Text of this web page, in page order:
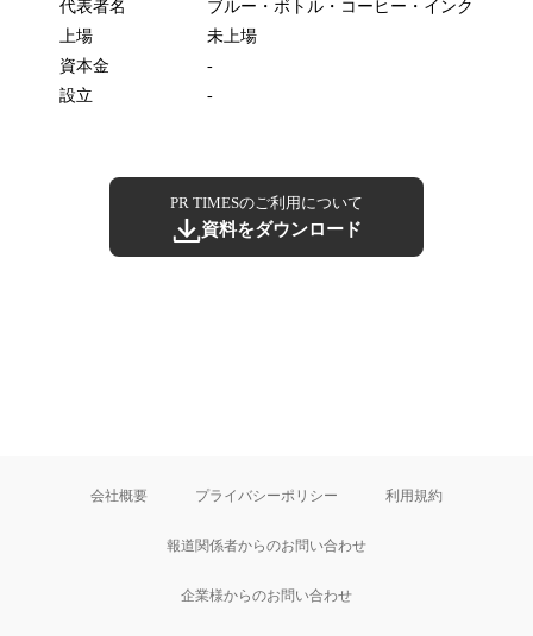
代表者名
ブルー・ボトル・コーヒー・インク
上場
未上場
資本金
-
設立
-
PR TIMESのご利用について
資料をダウンロード
会社概要 プライバシーポリシー 利用規約
報道関係者からのお問い合わせ
企業様からのお問い合わせ